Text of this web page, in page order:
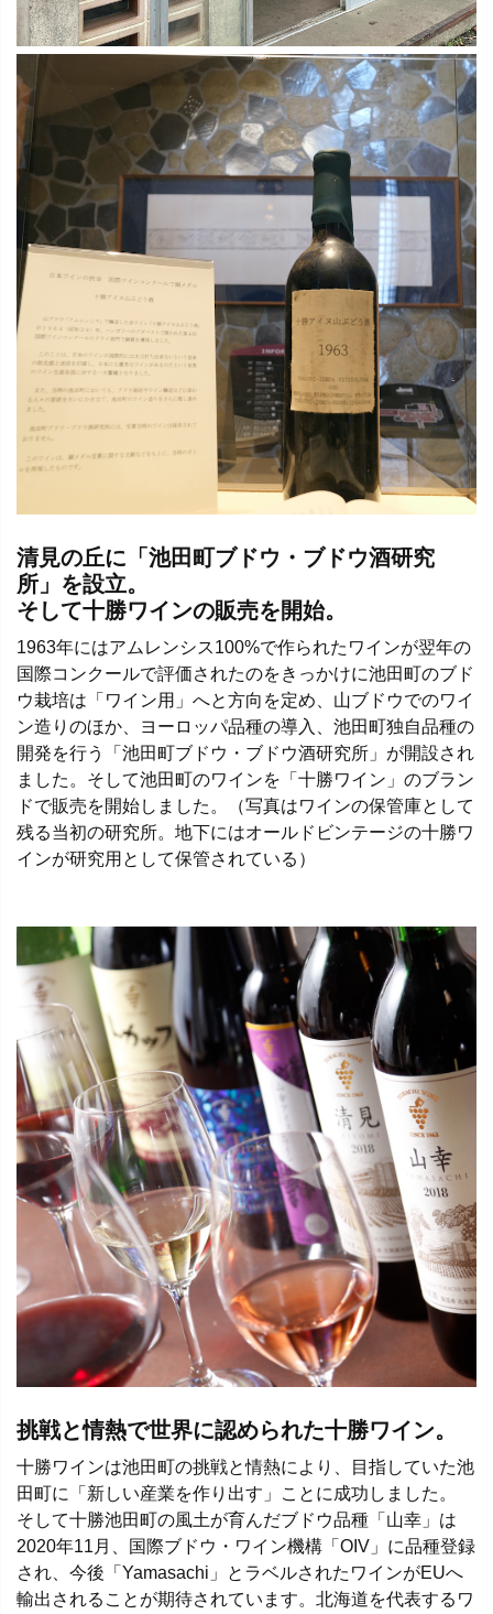
清見の丘に「池田町ブドウ・ブドウ酒研究
所」を設立。
そして十勝ワインの販売を開始。
1963年にはアムレンシス100%で作られたワインが翌年の
国際コンクールで評価されたのをきっかけに池田町のブド
ウ栽培は「ワイン用」へと方向を定め、山ブドウでのワイ
ン造りのほか、ヨーロッパ品種の導入、池田町独自品種の
開発を行う「池田町ブドウ・ブドウ酒研究所」が開設され
ました。そして池田町のワインを「十勝ワイン」のブラン
ドで販売を開始しました。（写真はワインの保管庫として
残る当初の研究所。地下にはオールドビンテージの十勝ワ
インが研究用として保管されている）
挑戦と情熱で世界に認められた十勝ワイン。
十勝ワインは池田町の挑戦と情熱により、目指していた池
田町に「新しい産業を作り出す」ことに成功しました。
そして十勝池田町の風土が育んだブドウ品種「山幸」は
2020年11月、国際ブドウ・ワイン機構「OIV」に品種登録
され、今後「Yamasachi」とラベルされたワインがEUへ
輸出されることが期待されています。北海道を代表するワ